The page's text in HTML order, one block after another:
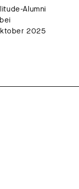
Alumni
2025